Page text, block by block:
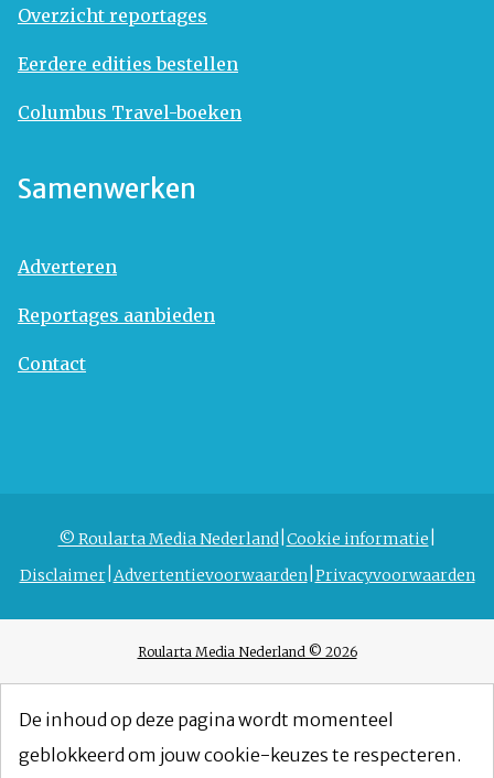
Overzicht reportages
Eerdere edities bestellen
Columbus Travel-boeken
Samenwerken
Adverteren
Reportages aanbieden
Contact
© Roularta Media Nederland Cookie informatie
Disclaimer Advertentievoorwaarden Privacyvoorwaarden
Roularta Media Nederland © 2026
De inhoud op deze pagina wordt momenteel
geblokkeerd om jouw cookie-keuzes te respecteren.